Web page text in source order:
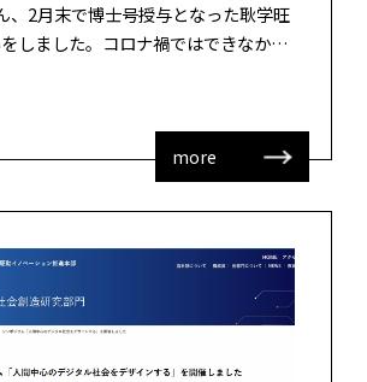
、2月末で博士号授与となった耿学旺
しました。コロナ禍ではできなかっ
ズン的にやはりここはカキ小屋でし
とで、カキ小屋でお祝 […]
more